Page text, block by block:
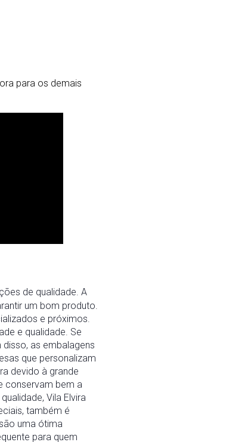
para os demais
de qualidade. A
um bom produto.
e próximos.
e qualidade. Se
as embalagens
que personalizam
devido à grande
conservam bem a
Vila Elvira
também é
uma ótima
para quem